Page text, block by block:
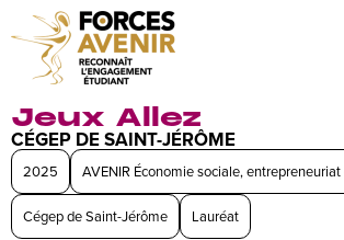
Jeux Allez
CÉGEP DE SAINT-JÉRÔME
2025 AVENIR Économie sociale,
Cégep de Saint-Jérôme Lauréat